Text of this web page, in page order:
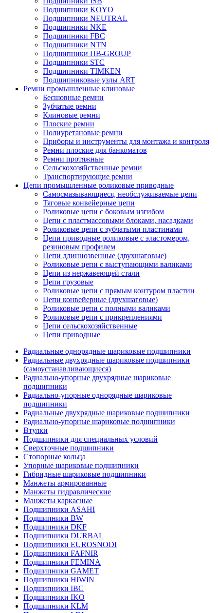
Подшипники KOYO
Подшипники NEUTRAL
Подшипники NKE
Подшипники FBC
Подшипники NTN
Подшипники ПВ-GROUP
Подшипники STC
Подшипники TIMKEN
Подшипниковые узлы ART
Ремни промышленные клиновые
Бесшовные ремни
Зубчатые ремни
Клиновые ремни
Плоские ремни
Полиуретановые ремни
Приборы и инструменты для монтажа и контроля
Ремни плоские для банкоматов
Ремни протяжные
Сельскохозяйственные ремни
Транспортирующие ремни
Цепи промышленные роликовые приводные
Самосмазывающиеся, необслуживаемые цепи
Тяговые конвейерные цепи
Роликовые цепи с боковым изгибом
Цепи с пластмассовыми блоками, насадками
Роликовые цепи с зубчатыми пластинами
Цепи приводные роликовые с эластомером,
резиновым профилем
Цепи длиннозвенные (двухшаговые)
Роликовые цепи с выступающими валиками
Цепи из нержавеющей стали
Цепи грузовые
Роликовые цепи с прямым контуром пластин
Цепи конвейерные (двухшаговые)
Роликовые цепи с полными валиками
Роликовые цепи с прикреплениями
Цепи сельскохозяйственные
Цепи приводные
Радиальные однорядные шариковые подшипники
Радиальные двухрядные шариковые подшипники
(самоустанавливающиеся)
Радиально-упорные двухрядные шариковые
подшипники
Радиально-упорные однорядные шариковые
подшипники
Радиальные двухрядные шариковые подшипники
Радиально-упорные шариковые подшипники
Втулки
Подшипники для специальных условий
Сверхточные подшипники
Стопорные кольца
Упорные шариковые подшипники
Гибридные шариковые подшипники
Манжеты армированные
Манжеты гидравлические
Манжеты каркасные
Подшипники ASAHI
Подшипники BW
Подшипники DKF
Подшипники DURBAL
Подшипники EUROSNODI
Подшипники FAFNIR
Подшипники FEMINA
Подшипники GAMET
Подшипники HIWIN
Подшипники IBC
Подшипники IKO
Подшипники KLM